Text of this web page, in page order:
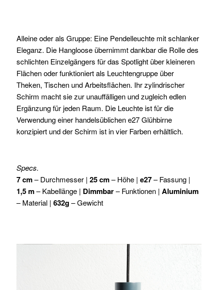
Alleine oder als Gruppe: Eine Pendelleuchte mit schlanker
Eleganz. Die Hangloose übernimmt dankbar die Rolle des
schlichten Einzelgängers für das Spotlight über kleineren
Flächen oder funktioniert als Leuchtengruppe über
Theken, Tischen und Arbeitsflächen. Ihr zylindrischer
Schirm macht sie zur unauffälligen und zugleich edlen
Ergänzung für jeden Raum. Die Leuchte ist für die
Verwendung einer handelsüblichen e27 Glühbirne
konzipiert und der Schirm ist in vier Farben erhältlich.
Specs.
7 cm– Durchmesser | 25 cm– Höhe | e27– Fassung |
1,5 m– Kabellänge | Dimmbar– Funktionen | Aluminium
– Material | 632g– Gewicht